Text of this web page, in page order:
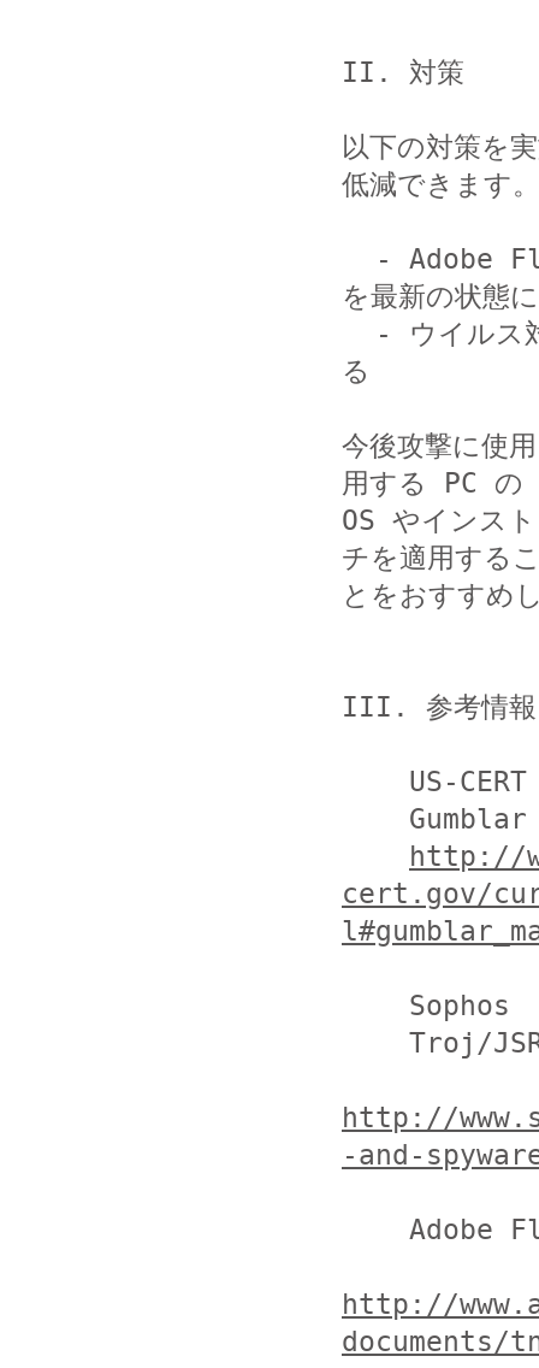
II. 対策
以下の対策を
低減できます。
を最新の状態
る
今後攻撃に使
用する PC の
OS やインス
チを適用する
とをおすすめ
III. 参考情報
http://
cert.gov/
http://
-and-
http://
documents/